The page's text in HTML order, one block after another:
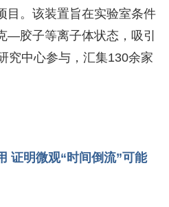
目。该装置旨在实验室条件
—胶子等离子体状态，吸引
究中心参与，汇集130余家
证明微观“时间倒流”可能